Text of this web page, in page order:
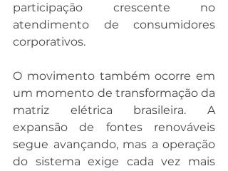
participação crescente no
atendimento de consumidores
corporativos.
O movimento também ocorre em
um momento de transformação da
matriz elétrica brasileira. A
expansão de fontes renováveis
segue avançando, mas a operação
do sistema exige cada vez mais